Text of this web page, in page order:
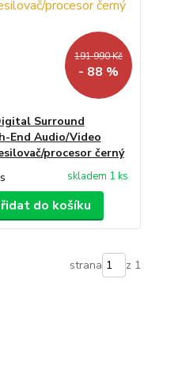
191 990 Kč
- 88 %
Surround
End Audio/Video
procesor černý
skladem 1 ks
do košíku
strana z 1